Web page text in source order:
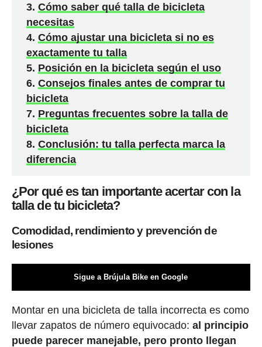
Cómo saber qué talla de bicicleta
necesitas
Cómo ajustar una bicicleta si no es
exactamente tu talla
Posición en la bicicleta según el uso
Consejos finales antes de comprar tu
bicicleta
Preguntas frecuentes sobre la talla de
bicicleta
Conclusión: tu talla perfecta marca la
diferencia
¿Por qué es tan importante acertar con la
talla de tu bicicleta?
Comodidad, rendimiento y prevención de
lesiones
Sigue a Brújula Bike en Google
Montar en una bicicleta de talla incorrecta es como
llevar zapatos de número equivocado: al principio
puede parecer manejable, pero pronto llegan